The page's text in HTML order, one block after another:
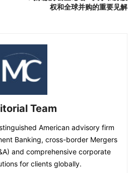
权和全球并购的重要见解
Team
American advisory firm
Banking, cross-border Mergers
and comprehensive corporate
for clients globally.